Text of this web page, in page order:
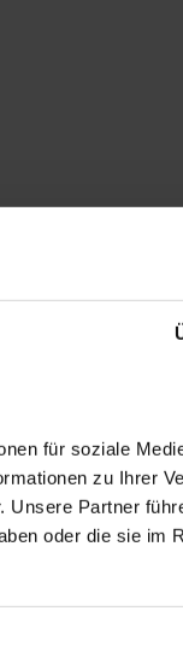
für soziale
zu Ihrer
Partner
oder die sie im